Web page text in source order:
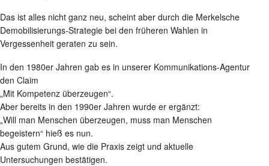
Das ist alles nicht ganz neu, scheint aber durch die Merkelsche
Demobilisierungs-Strategie bei den früheren Wahlen in
Vergessenheit geraten zu sein.
In den 1980er Jahren gab es in unserer Kommunikations-Agentur
den Claim
„Mit Kompetenz überzeugen“.
Aber bereits in den 1990er Jahren wurde er ergänzt:
„Will man Menschen überzeugen, muss man Menschen
begeistern“ hieß es nun.
Aus gutem Grund, wie die Praxis zeigt und aktuelle
Untersuchungen bestätigen.